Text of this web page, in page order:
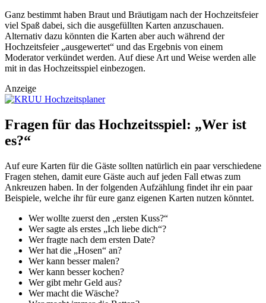
Ganz bestimmt haben Braut und Bräutigam nach der Hochzeitsfeier
viel Spaß dabei, sich die ausgefüllten Karten anzuschauen.
Alternativ dazu könnten die Karten aber auch während der
Hochzeitsfeier „ausgewertet“ und das Ergebnis von einem
Moderator verkündet werden. Auf diese Art und Weise werden alle
mit in das Hochzeitsspiel einbezogen.
Anzeige
Fragen für das Hochzeitsspiel: „Wer ist
es?“
Auf eure Karten für die Gäste sollten natürlich ein paar verschiedene
Fragen stehen, damit eure Gäste auch auf jeden Fall etwas zum
Ankreuzen haben. In der folgenden Aufzählung findet ihr ein paar
Beispiele, welche ihr für eure ganz eigenen Karten nutzen könntet.
Wer wollte zuerst den „ersten Kuss?“
Wer sagte als erstes „Ich liebe dich“?
Wer fragte nach dem ersten Date?
Wer hat die „Hosen“ an?
Wer kann besser malen?
Wer kann besser kochen?
Wer gibt mehr Geld aus?
Wer macht die Wäsche?